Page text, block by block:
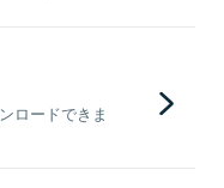
ロードできま